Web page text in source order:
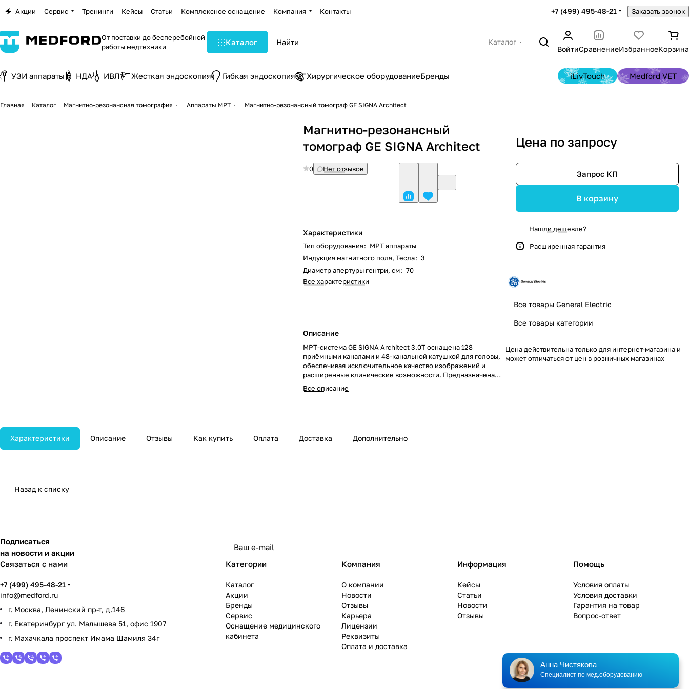
Акции Сервис Тренинги Кейсы Статьи Комплексное оснащение Компания Контакты +7 (499) 495-48-21 Заказать звонок
От поставки до бесперебойной
работы медтехники
Каталог
Каталог
ВойтиСравнениеИзбранноеКорзина
УЗИ аппараты НДА ИВЛ Жесткая эндоскопия Гибкая эндоскопия Хирургическое оборудованиеБренды iLivTouch Medford VET
Главная Каталог Магнитно-резонансная томография Аппараты МРТ Магнитно-резонансный томограф GE SIGNA Architect
Магнитно-резонансный
томограф GE SIGNA Architect
0 Нет отзывов
Характеристики
Тип оборудования: МРТ аппараты
Индукция магнитного поля, Тесла: 3
Диаметр апертуры гентри, см: 70
Все характеристики
Описание
МРТ-система GE SIGNA Architect 3.0T оснащена 128
приёмными каналами и 48-канальной катушкой для головы,
обеспечивая исключительное качество изображений и
расширенные клинические возможности. Предназначена
для высокоточной диагностики в широком спектре
медицинских областей.
Все описание
Цена по запросу
Запрос КП
В корзину
Нашли дешевле?
Расширенная гарантия
Все товары General Electric
Все товары категории
Цена действительна только для интернет-магазина и
может отличаться от цен в розничных магазинах
Характеристики Описание Отзывы Как купить Оплата Доставка Дополнительно
Назад к списку
Подписаться
на новости и акции
Связаться с нами
+7 (499) 495-48-21
info@medford.ru
г. Москва, Ленинский пр-т, д.146
г. Екатеринбург ул. Малышева 51, офис 1907
г. Махачкала проспект Имама Шамиля 34г
Категории
Каталог
Акции
Бренды
Сервис
Оснащение медицинского
кабинета
Компания
О компании
Новости
Отзывы
Карьера
Лицензии
Реквизиты
Оплата и доставка
Информация
Кейсы
Статьи
Новости
Отзывы
Помощь
Условия оплаты
Условия доставки
Гарантия на товар
Вопрос-ответ
Анна Чистякова
Специалист по мед.оборудованию